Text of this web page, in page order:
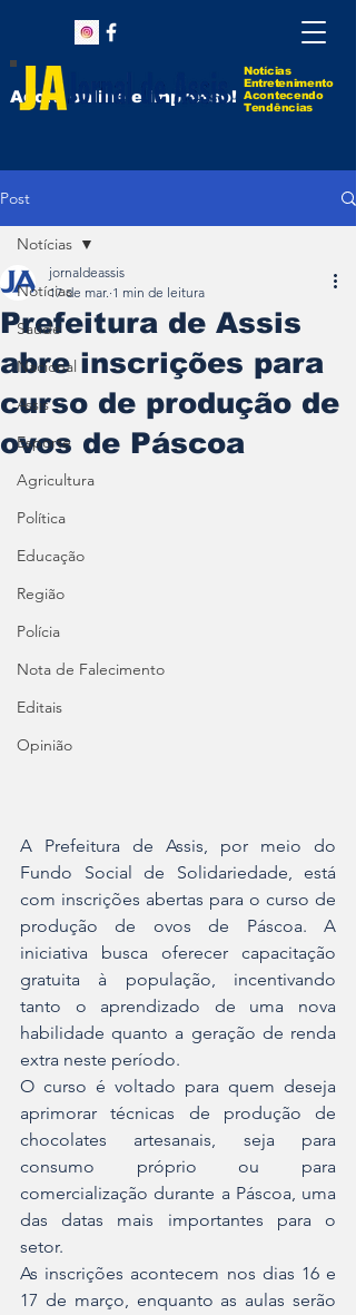
Notícias
Entretenimento
Acontecendo
Tendências
Agora online e impresso!
Post
Notícias
Saúde
Nacional
Assis
Esporte
Agricultura
Política
Educação
Região
Polícia
Nota de Falecimento
Editais
Opinião
Notícias
Prefeitura de Assis
abre inscrições para
curso de produção de
ovos de Páscoa
jornaldeassis
17 de mar. 1 min de leitura
A Prefeitura de Assis, por meio do
Fundo Social de Solidariedade, está
com inscrições abertas para o curso de
produção de ovos de Páscoa. A
iniciativa busca oferecer capacitação
gratuita à população, incentivando
tanto o aprendizado de uma nova
habilidade quanto a geração de renda
extra neste período.
O curso é voltado para quem deseja
aprimorar técnicas de produção de
chocolates artesanais, seja para
consumo próprio ou para
comercialização durante a Páscoa, uma
das datas mais importantes para o
setor.
As inscrições acontecem nos dias 16 e
17 de março, enquanto as aulas serão